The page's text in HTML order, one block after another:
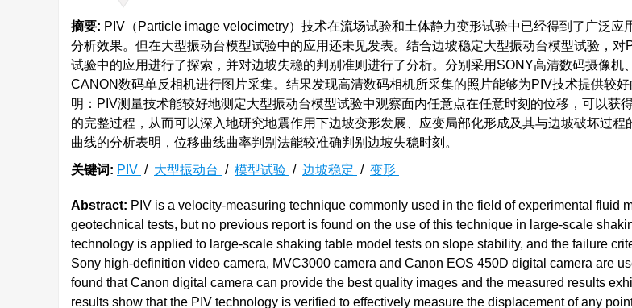
摘要: PIV（Particle image velocimetry）技术在流场试验和土体静力变形试验中已经得到了广泛应
分析效果。但在大型振动台模型试验中的应用还未见发表。结合边坡稳定大型振动台模型试验，对
试验中的应用进行了探索，并对边坡失稳的判别准则进行了分析。分别采用SONY高清数码摄像机
CANON数码单反相机进行图片采集。结果发现高清数码相机所采集的照片能够为PIV技术提供较
明：PIV测量技术能较好地测定大型振动台模型试验中观察面内任意点在任意时刻的位移，可以获
的完整过程，从而可以深入地研究地震作用下边坡变形发展、应变局部化形成及其与边坡破坏过程
曲线的分析表明，位移曲线曲率判别法能较准确判别边坡失稳时刻。
关键词: PIV / 大型振动台 / 模型试验 / 边坡稳定 / 变形
Abstract: PIV is a velocity-measuring technique commonly used in the field of experimental fluid
geotechnical tests, but no previous report is found on the use of this technique in large-scale
technology is applied to large-scale shaking table model tests on slope stability, and the failure
Sony high-definition video camera, MVC3000 camera and Canon EOS 450D digital camera are
found that Canon digital camera can provide the best quality images and the measured results
results show that the PIV technology is verified to effectively measure the displacement of any